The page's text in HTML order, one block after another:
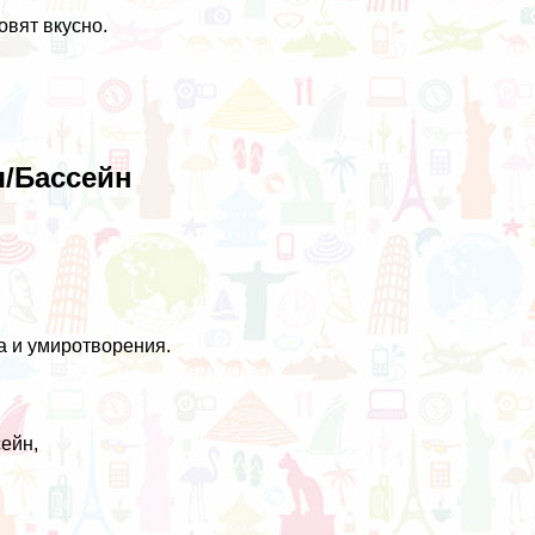
вкусно.
Бассейн
и умиротворения.